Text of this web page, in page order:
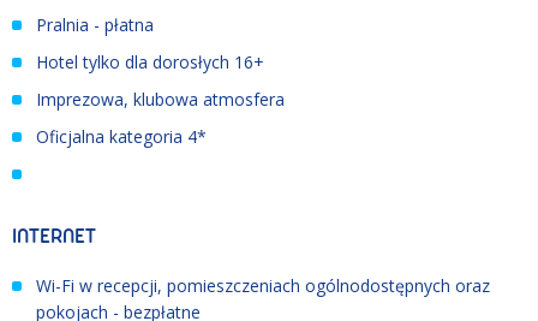
Pralnia - płatna
Hotel tylko dla dorosłych 16+
Imprezowa, klubowa atmosfera
Oficjalna kategoria 4*
INTERNET
Wi-Fi w recepcji, pomieszczeniach ogólnodostępnych oraz
pokojach - bezpłatne